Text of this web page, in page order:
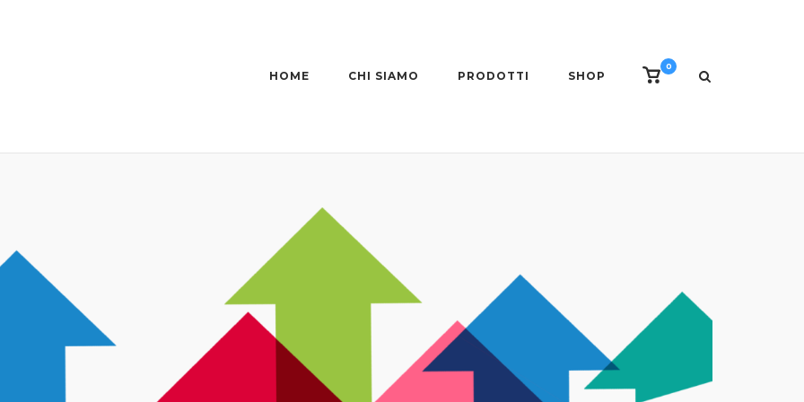
HOME CHI SIAMO PRODOTTI SHOP
View
0